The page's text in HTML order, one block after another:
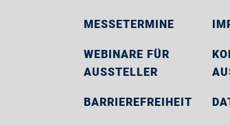
MESSETERMINE
WEBINARE FÜR
AUSSTELLER
BARRIEREFREIHEIT